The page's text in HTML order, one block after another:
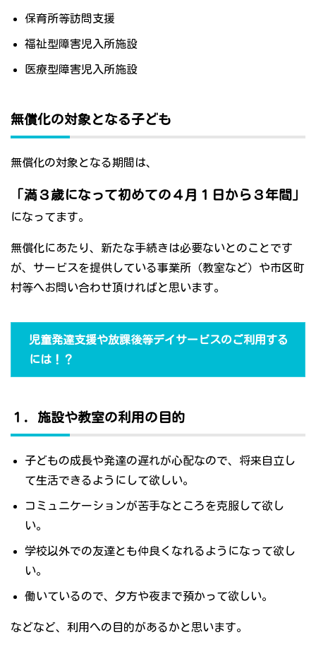
保育所等訪問支援
福祉型障害児入所施設
医療型障害児入所施設
無償化の対象となる子ども
無償化の対象となる期間は、
「満３歳になって初めての４月１日から３年間」
になってます。
無償化にあたり、新たな手続きは必要ないとのことです
が、サービスを提供している事業所（教室など）や市区町
村等へお問い合わせ頂ければと思います。
児童発達支援や放課後等デイサービスのご利用する
には！？
１．施設や教室の利用の目的
子どもの成長や発達の遅れが心配なので、将来自立し
て生活できるようにして欲しい。
コミュニケーションが苦手なところを克服して欲し
い。
学校以外での友達とも仲良くなれるようになって欲し
い。
働いているので、夕方や夜まで預かって欲しい。
などなど、利用への目的があるかと思います。